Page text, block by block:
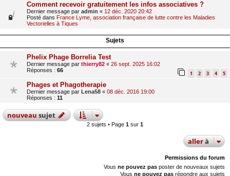
Comment recevoir gratuitement les infos associatives ?
Dernier message par admin « 12 déc. 2020 20:42
Posté dans France Lyme, association française de lutte contre les Maladies
Vectorielles à Tiques
Sujets
Phelix Phage Borrelia Test
Dernier message par thierry82 « 26 sept. 2025 16:02
Réponses : 66 1 2 3 4 5
Phages et Phagotherapie
Dernier message par Lena58 « 08 déc. 2016 19:00
Réponses : 11
nouveausujet
2 sujets • Page 1 sur 1
allerà
Permissions du forum
Vous ne pouvez pas poster de nouveaux sujets
Vous ne pouvez pas répondre aux sujets